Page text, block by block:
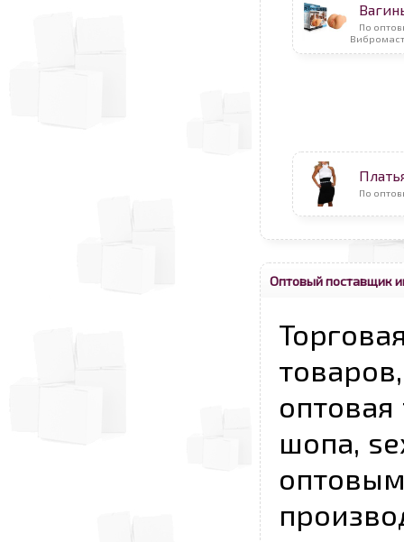
По
По
Оптовый поставщик
шопа,